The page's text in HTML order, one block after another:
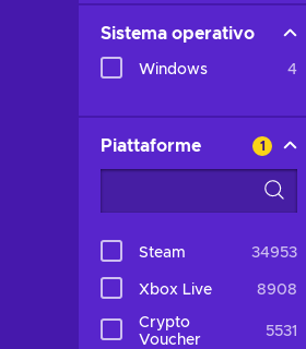
Sistema operativo
Windows 4
Piattaforme 1
Steam 34953
Xbox Live 8908
Crypto
Voucher
5531